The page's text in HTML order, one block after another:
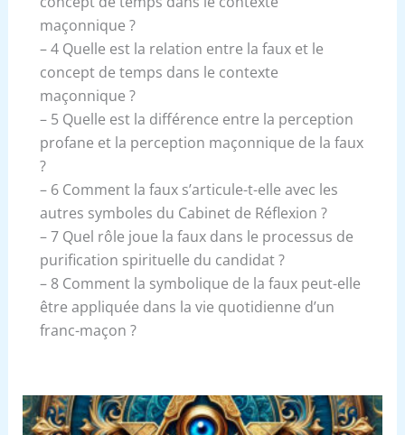
maçonnique ?
– 4 Quelle est la relation entre la faux et le
concept de temps dans le contexte
maçonnique ?
– 5 Quelle est la différence entre la perception
profane et la perception maçonnique de la faux
?
– 6 Comment la faux s’articule-t-elle avec les
autres symboles du Cabinet de Réflexion ?
– 7 Quel rôle joue la faux dans le processus de
purification spirituelle du candidat ?
– 8 Comment la symbolique de la faux peut-elle
être appliquée dans la vie quotidienne d’un
franc-maçon ?